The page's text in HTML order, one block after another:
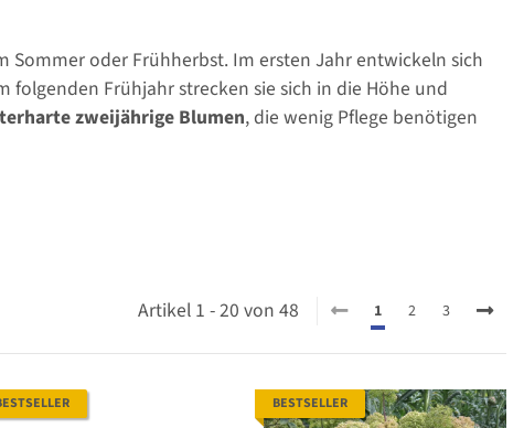
Sommer oder Frühherbst. Im ersten Jahr entwickeln sich
Frühjahr strecken sie sich in die Höhe und
zweijährige Blumen, die wenig Pflege benötigen
Artikel 1 - 20 von 48 1 2 3
BESTSELLER